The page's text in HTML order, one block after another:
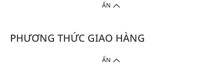
ẨN
PHƯƠNG THỨC GIAO HÀNG
ẨN